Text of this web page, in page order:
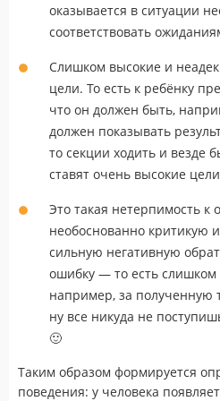
оказывается в ситуации
соответствовать
Слишком высокие и
цели. То есть к ребёнку
что он должен быть,
должен показывать
то секции ходить и везде
ставят очень высокие
Это такая нетерпимость к
необоснованно критикую
сильную негативную
ошибку — то есть слишком
например, за полученную
ну все никуда не
🙂
Таким образом формируется
поведения: у человека